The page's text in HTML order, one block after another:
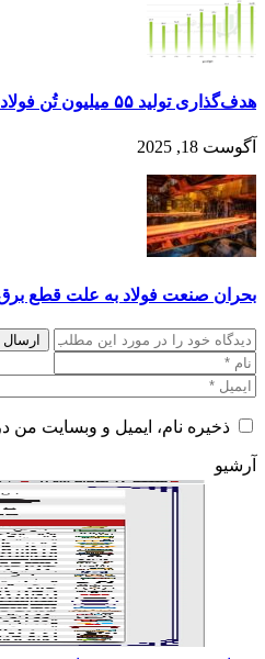
هدف‌گذاری تولید ۵۵ میلیون تُن فولاد محقق می‌شود؟
آگوست 18, 2025
بحران صنعت فولاد به علت قطع
ذخیره نام، ایمیل و وبسایت من
آرشیو